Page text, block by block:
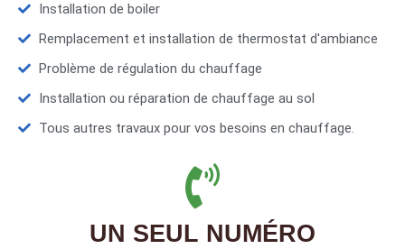
Installation de boiler
Remplacement et installation de thermostat d'ambiance
Problème de régulation du chauffage
Installation ou réparation de chauffage au sol
Tous autres travaux pour vos besoins en chauffage.
UN SEUL NUMÉRO